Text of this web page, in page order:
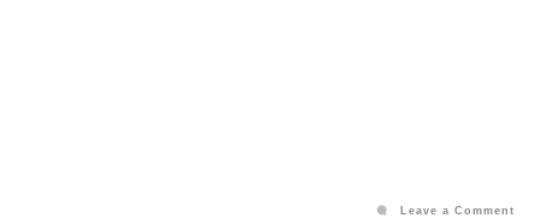
Leave a Comment